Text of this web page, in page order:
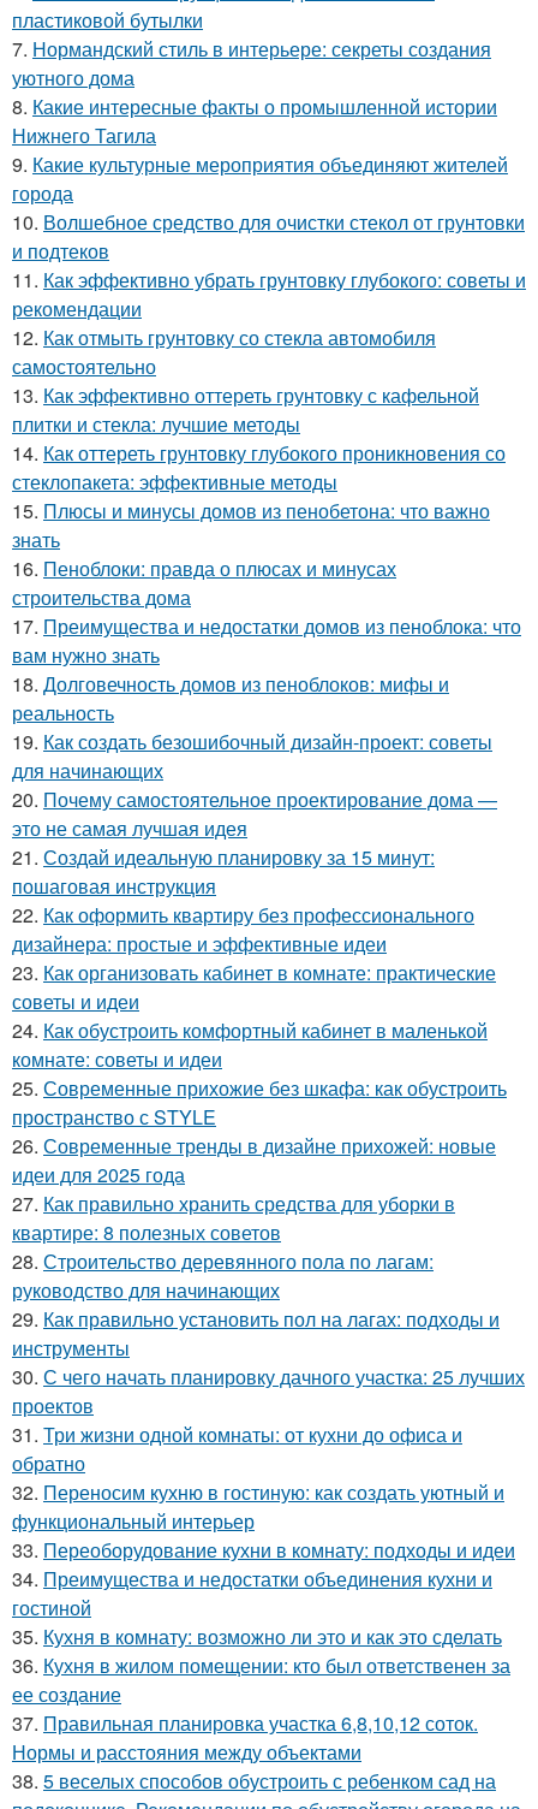
пластиковой бутылки
7. Нормандский стиль в интерьере: секреты создания
уютного дома
8. Какие интересные факты о промышленной истории
Нижнего Тагила
9. Какие культурные мероприятия объединяют жителей
города
10. Волшебное средство для очистки стекол от грунтовки
и подтеков
11. Как эффективно убрать грунтовку глубокого: советы и
рекомендации
12. Как отмыть грунтовку со стекла автомобиля
самостоятельно
13. Как эффективно оттереть грунтовку с кафельной
плитки и стекла: лучшие методы
14. Как оттереть грунтовку глубокого проникновения со
стеклопакета: эффективные методы
15. Плюсы и минусы домов из пенобетона: что важно
знать
16. Пеноблоки: правда о плюсах и минусах
строительства дома
17. Преимущества и недостатки домов из пеноблока: что
вам нужно знать
18. Долговечность домов из пеноблоков: мифы и
реальность
19. Как создать безошибочный дизайн-проект: советы
для начинающих
20. Почему самостоятельное проектирование дома —
это не самая лучшая идея
21. Создай идеальную планировку за 15 минут:
пошаговая инструкция
22. Как оформить квартиру без профессионального
дизайнера: простые и эффективные идеи
23. Как организовать кабинет в комнате: практические
советы и идеи
24. Как обустроить комфортный кабинет в маленькой
комнате: советы и идеи
25. Современные прихожие без шкафа: как обустроить
пространство с STYLE
26. Современные тренды в дизайне прихожей: новые
идеи для 2025 года
27. Как правильно хранить средства для уборки в
квартире: 8 полезных советов
28. Строительство деревянного пола по лагам:
руководство для начинающих
29. Как правильно установить пол на лагах: подходы и
инструменты
30. С чего начать планировку дачного участка: 25 лучших
проектов
31. Три жизни одной комнаты: от кухни до офиса и
обратно
32. Переносим кухню в гостиную: как создать уютный и
функциональный интерьер
33. Переоборудование кухни в комнату: подходы и идеи
34. Преимущества и недостатки объединения кухни и
гостиной
35. Кухня в комнату: возможно ли это и как это сделать
36. Кухня в жилом помещении: кто был ответственен за
ее создание
37. Правильная планировка участка 6,8,10,12 соток.
Нормы и расстояния между объектами
38. 5 веселых способов обустроить с ребенком сад на